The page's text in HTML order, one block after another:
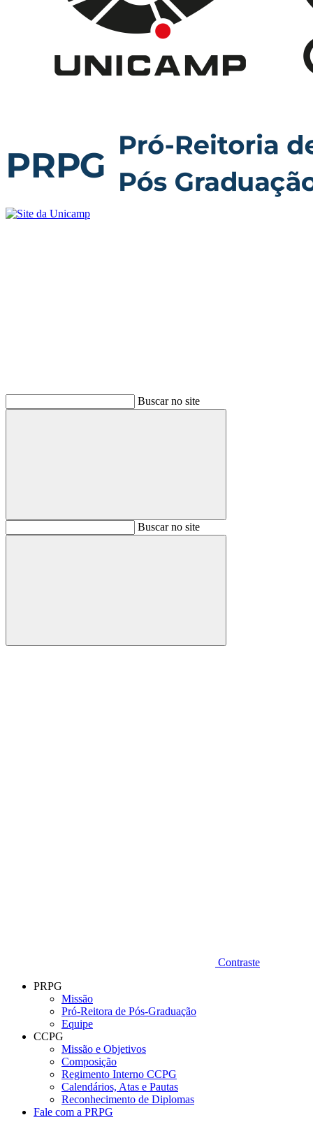
Buscar no site
BuscarBuscar no site
Buscar
Contraste
PRPG
Missão
Pró-Reitora de Pós-Graduação
Equipe
CCPG
Missão e Objetivos
Composição
Regimento Interno CCPG
Calendários, Atas e Pautas
Reconhecimento de Diplomas
Fale com a PRPG